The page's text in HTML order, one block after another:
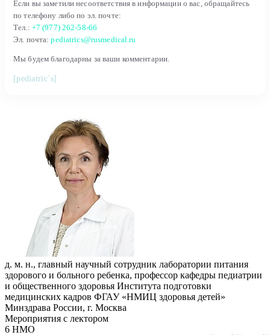
Если вы заметили несоответствия в информации о вас, обращайтесь
по телефону либо по эл. почте:
Тел.: +7 (977) 262-58-66
Эл. почта:pediatrics@rusmedical.ru
Мы будем благодарны за ваши комментарии.
[pediatric`s]
д. м. н., главный научный сотрудник лаборатории питания
здорового и больного ребенка, профессор кафедры педиатрии
и общественного здоровья Института подготовки
медицинских кадров ФГАУ «НМИЦ здоровья детей»
Минздрава России, г. Москва
Мероприятия с лектором
6 НМО